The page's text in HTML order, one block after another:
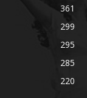
361
299
295
285
220